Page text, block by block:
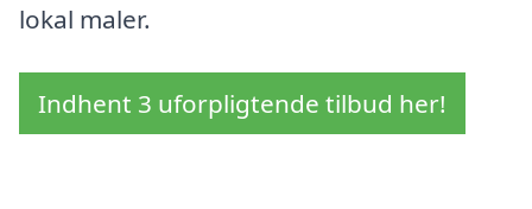
lokal maler.
Indhent 3 uforpligtende tilbud her!